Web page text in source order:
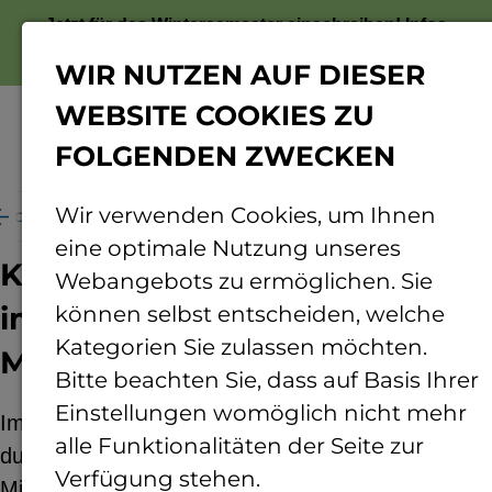
Jetzt für das Wintersemester einschreiben!Infos
Projekte Welterbe oberes Mittelrheintal
Kommunale Klimaanpassung
im Welterbe Oberes
Mittelrheintal
Im Fokus der Studie steht die Klimaanpassung
durch die Kommunen im Welterbe-Gebiet
WIR NUTZEN AUF DIESER
WEBSITE COOKIES ZU
FOLGENDEN ZWECKEN
Wir verwenden Cookies, um Ihnen
eine optimale Nutzung unseres
Webangebots zu ermöglichen. Sie
können selbst entscheiden, welche
Kategorien Sie zulassen möchten.
Bitte beachten Sie, dass auf Basis Ihrer
Einstellungen womöglich nicht mehr
alle Funktionalitäten der Seite zur
Verfügung stehen.